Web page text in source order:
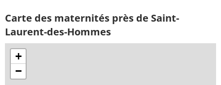
Carte des maternités près de Saint-
Laurent-des-Hommes
+
−